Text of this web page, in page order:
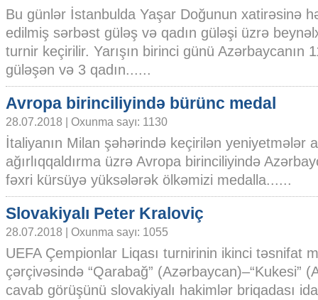
Bu günlər İstanbulda Yaşar Doğunun xatirəsinə
edilmiş sərbəst güləş və qadın güləşi üzrə
turnir keçirilir. Yarışın birinci günü Azərbaycanın
güləşən və 3 qadın......
Avropa birinciliyində bürünc medal
28.07.2018 | Oxunma sayı: 1130
İtaliyanın Milan şəhərində keçirilən yeniyetmələr
ağırlıqqaldırma üzrə Avropa birinciliyində
fəxri kürsüyə yüksələrək ölkəmizi medalla......
Slovakiyalı Peter Kraloviç
28.07.2018 | Oxunma sayı: 1055
UEFA Çempionlar Liqası turnirinin ikinci təsnifat
çərçivəsində “Qarabağ” (Azərbaycan)–“Kukesi”
cavab görüşünü slovakiyalı hakimlər briqadası